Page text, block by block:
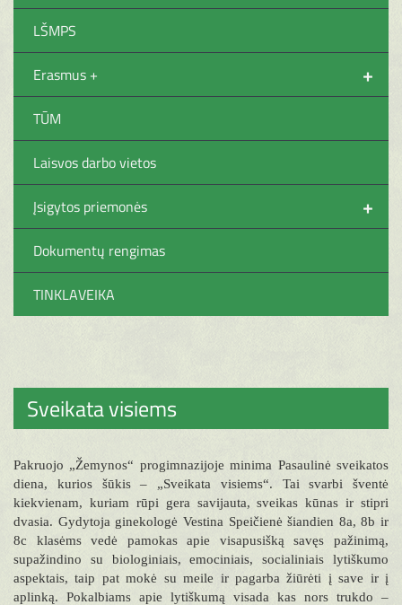
LŠMPS
+
Erasmus +
TŪM
Laisvos darbo vietos
+
Įsigytos priemonės
Dokumentų rengimas
TINKLAVEIKA
Sveikata visiems
Pakruojo „Žemynos“ progimnazijoje minima Pasaulinė sveikatos
diena, kurios šūkis – „Sveikata visiems“. Tai svarbi šventė
kiekvienam, kuriam rūpi gera savijauta, sveikas kūnas ir stipri
dvasia. Gydytoja ginekologė Vestina Speičienė šiandien 8a, 8b ir
8c klasėms vedė pamokas apie visapusišką savęs pažinimą,
supažindino su biologiniais, emociniais, socialiniais lytiškumo
aspektais, taip pat mokė su meile ir pagarba žiūrėti į save ir į
aplinką. Pokalbiams apie lytiškumą visada kas nors trukdo –